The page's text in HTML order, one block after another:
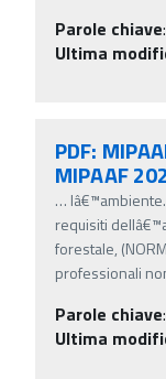
Parole chiave:
Ultima
PDF:
MIPAAF
…
requisiti
forestale,
professionali
Parole chiave:
Ultima